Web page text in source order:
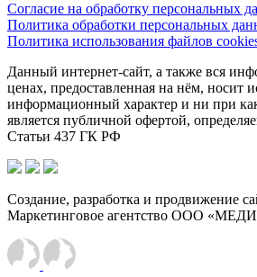
Согласие на обработку персональных
Политика обработки персональных
Политика использования файлов
Данный интернет-сайт, а также вся
ценах, предоставленная на нём, носит
информационный характер и ни при
является публичной офертой,
Статьи 437 ГК РФ
Создание, разработка и продвижение
Маркетинговое агентство ООО